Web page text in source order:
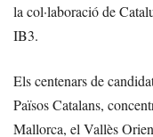
la col·laboració de
IB3.
Els centenars de
Països Catalans,
Mallorca, el Vallès